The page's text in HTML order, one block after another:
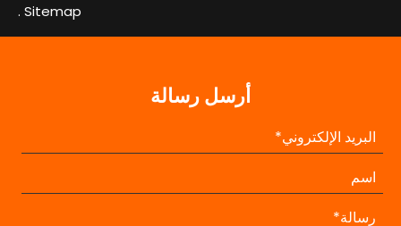
Sitemap
.
أرسل رسالة